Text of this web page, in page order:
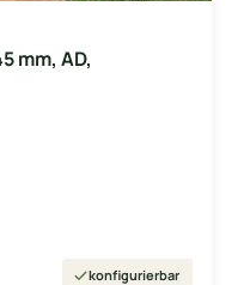
mm, AD,
konfigurierbar